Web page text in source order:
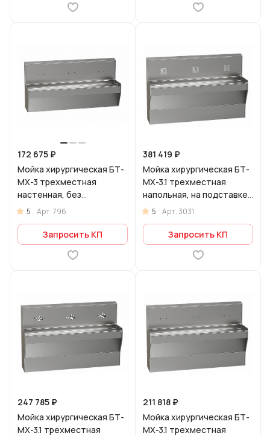
172 675 ₽
Мойка хирургическая БТ-
МХ-3 трехместная
настенная, без
смесителей
5 Арт.796
Запросить КП
381 419 ₽
Мойка хирургическая БТ-
МХ-3.1 трехместная
напольная, на подставке,
с 3-мя бесконтактными
смесителями
5 Арт.3031
Запросить КП
247 785 ₽
Мойка хирургическая БТ-
МХ-3.1 трехместная
211 818 ₽
Мойка хирургическая БТ-
МХ-3.1 трехместная